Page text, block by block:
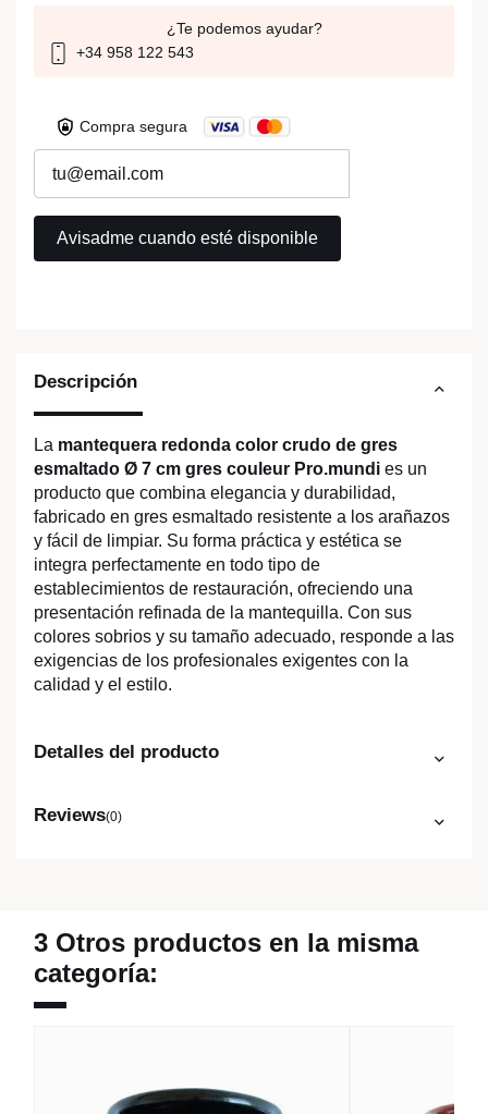
Descripción
La mantequera redonda color crudo de gres
esmaltado Ø 7 cm gres couleur Pro.mundi es un
producto que combina elegancia y durabilidad,
fabricado en gres esmaltado resistente a los arañazos
y fácil de limpiar. Su forma práctica y estética se
integra perfectamente en todo tipo de
establecimientos de restauración, ofreciendo una
presentación refinada de la mantequilla. Con sus
colores sobrios y su tamaño adecuado, responde a las
exigencias de los profesionales exigentes con la
calidad y el estilo.
Detalles del producto
Reviews(0)
¿Te podemos ayudar?
+34 958 122 543
Compra segura
3 Otros productos en la misma
categoría: